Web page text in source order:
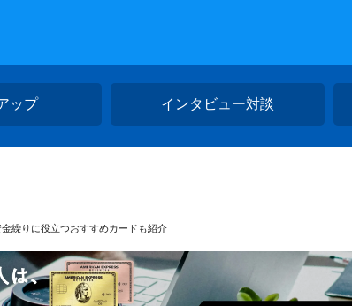
ップ インタビュー対談
繰りに役立つおすすめカードも紹介